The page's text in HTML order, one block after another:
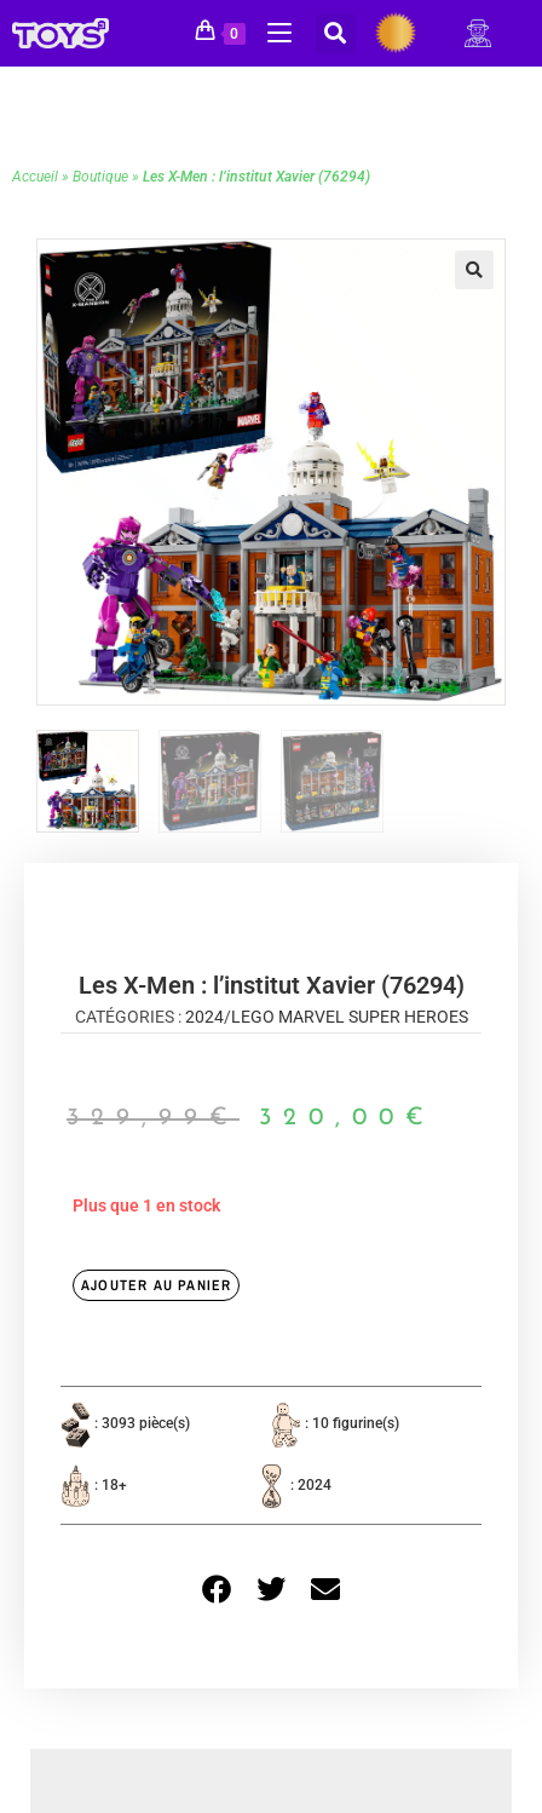
0
Accueil » Boutique » Les X-Men : l’institut Xavier (76294)
Les X-Men : l’institut Xavier (76294)
CATÉGORIES :2024/LEGO MARVEL SUPER HEROES
329,99€ 320,00 €
Plus que 1 en stock
AJOUTER AU PANIER
: 3093 pièce(s) : 10 figurine(s)
: 18+ : 2024